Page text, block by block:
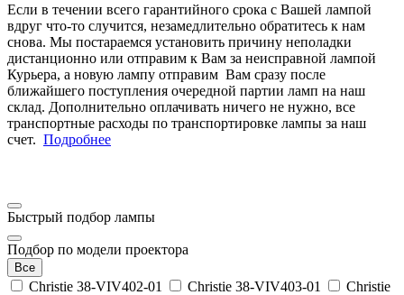
Если в течении всего гарантийного срока с Вашей лампой
вдруг что-то случится, незамедлительно обратитесь к нам
снова. Мы постараемся установить причину неполадки
дистанционно или отправим к Вам за неисправной лампой
Курьера, а новую лампу отправим Вам сразу после
ближайшего поступления очередной партии ламп на наш
склад. Дополнительно оплачивать ничего не нужно, все
транспортные расходы по транспортировке лампы за наш
счет. Подробнее
Быстрый подбор лампы
Подбор по модели проектора
Все
Christie 38-VIV402-01 Christie 38-VIV403-01
Christie